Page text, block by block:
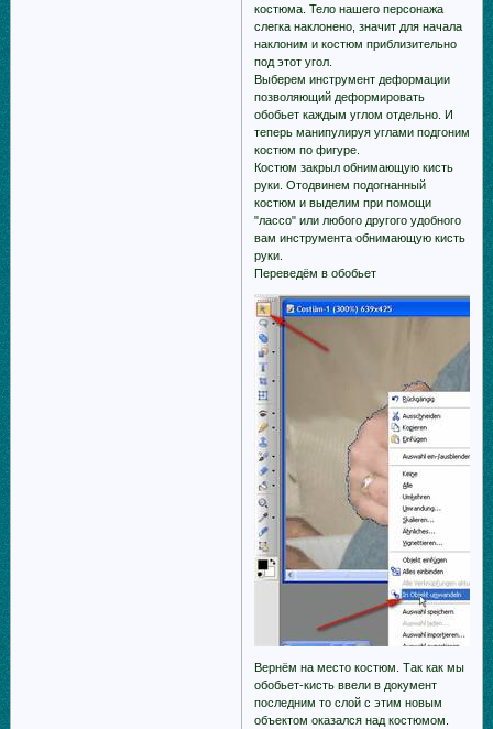
костюма. Тело нашего персонажа
слегка наклонено, значит для начала
наклоним и костюм приблизительно
под этот угол.
Выберем инструмент деформации
позволяющий деформировать
обобьет каждым углом отдельно. И
теперь манипулируя углами подгоним
костюм по фигуре.
Костюм закрыл обнимающую кисть
руки. Отодвинем подогнанный
костюм и выделим при помощи
"лассо" или любого другого удобного
вам инструмента обнимающую кисть
руки.
Переведём в обобьет
Вернём на место костюм. Так как мы
обобьет-кисть ввели в документ
последним то слой с этим новым
объектом оказался над костюмом.